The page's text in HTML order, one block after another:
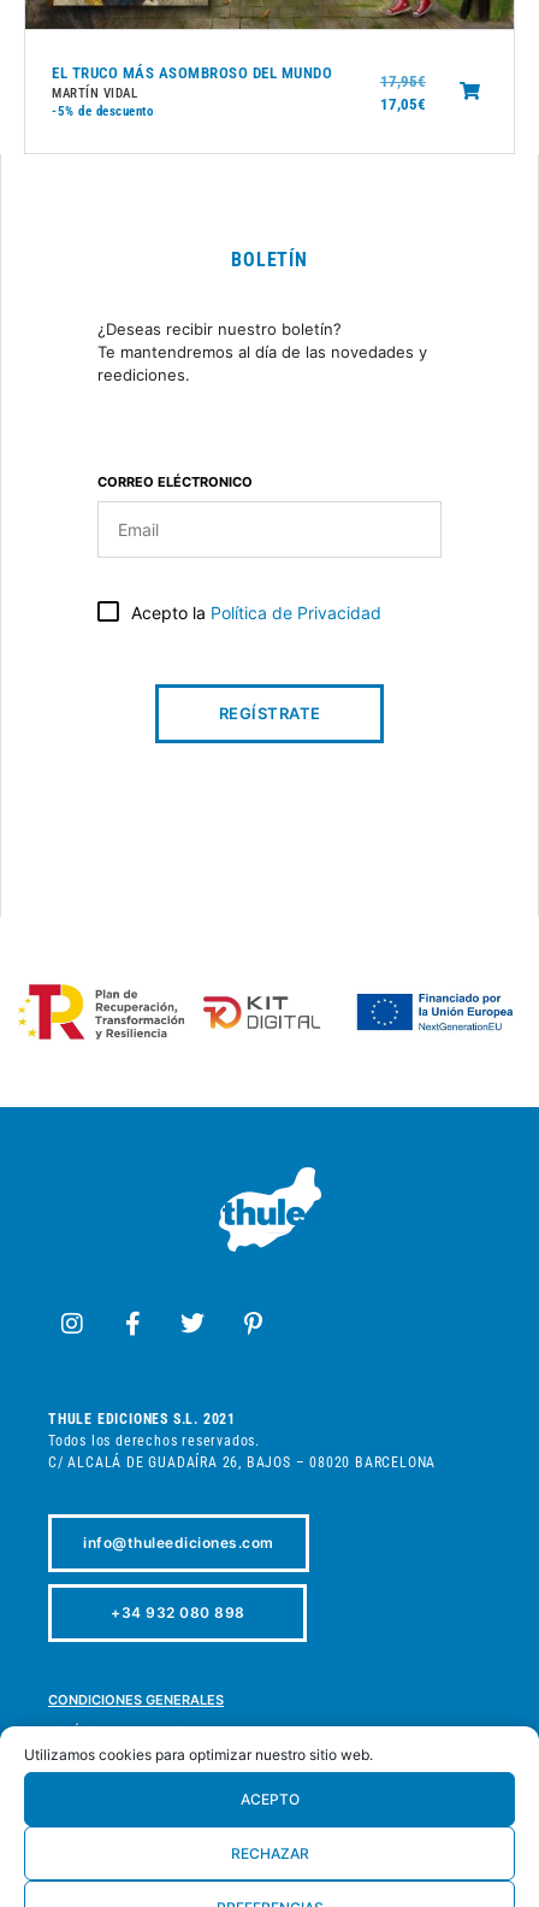
Utilizamos cookies para optimizar nuestro sitio web.
ACEPTO
RECHAZAR
EL TRUCO MÁS ASOMBROSO DEL MUNDO
MARTÍN VIDAL
-5% de descuento
17,95€
17,05€
BOLETÍN
¿Deseas recibir nuestro boletín?
Te mantendremos al día de las novedades y
reediciones.
CORREO ELÉCTRONICO
Acepto la Política de Privacidad
REGÍSTRATE
THULE EDICIONES S.L. 2021
Todos los derechos reservados.
C/ ALCALÁ DE GUADAÍRA 26, BAJOS – 08020 BARCELONA
info@thuleediciones.com
+34 932 080 898
CONDICIONES GENERALES
POLÍTICA DE PRIVACIDAD
POLÍTICA DE COOKIES
ACCESIBILIDAD